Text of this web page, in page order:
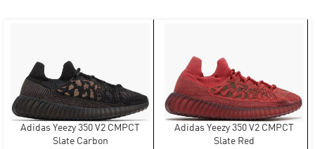
Adidas Yeezy 350 V2 CMPCT
Slate Carbon
Adidas Yeezy 350 V2 CMPCT
Slate Red